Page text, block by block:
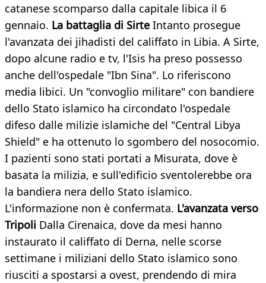
catanese scomparso dalla capitale libica il 6
gennaio. La battaglia di Sirte Intanto prosegue
l'avanzata dei jihadisti del califfato in Libia. A Sirte,
dopo alcune radio e tv, l'Isis ha preso possesso
anche dell'ospedale "Ibn Sina". Lo riferiscono
media libici. Un "convoglio militare" con bandiere
dello Stato islamico ha circondato l'ospedale
difeso dalle milizie islamiche del "Central Libya
Shield" e ha ottenuto lo sgombero del nosocomio.
I pazienti sono stati portati a Misurata, dove è
basata la milizia, e sull'edificio sventolerebbe ora
la bandiera nera dello Stato islamico.
L'informazione non è confermata. L'avanzata verso
Tripoli Dalla Cirenaica, dove da mesi hanno
instaurato il califfato di Derna, nelle scorse
settimane i miliziani dello Stato islamico sono
riusciti a spostarsi a ovest, prendendo di mira